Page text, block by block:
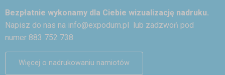
Bezpłatnie wykonamy dla Ciebie wizualizację nadruku.
Napisz do nas na info@expodum.pl lub zadzwoń pod
numer 883 752 738
Więcej o nadrukowaniu namiotów